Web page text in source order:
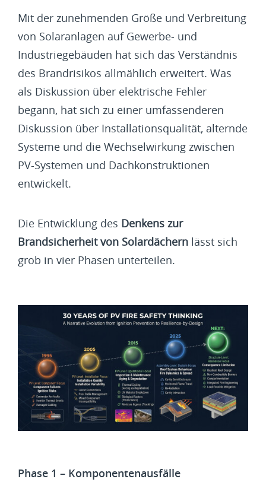
Mit der zunehmenden Größe und Verbreitung
von Solaranlagen auf Gewerbe- und
Industriegebäuden hat sich das Verständnis
des Brandrisikos allmählich erweitert. Was
als Diskussion über elektrische Fehler
begann, hat sich zu einer umfassenderen
Diskussion über Installationsqualität, alternde
Systeme und die Wechselwirkung zwischen
PV-Systemen und Dachkonstruktionen
entwickelt.
Die Entwicklung des Denkens zur
Brandsicherheit von Solardächern lässt sich
grob in vier Phasen unterteilen.
Phase 1 – Komponentenausfälle